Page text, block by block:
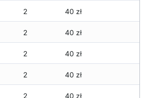
2 40 zł
2 40 zł
2 40 zł
2 40 zł
2 40 zł